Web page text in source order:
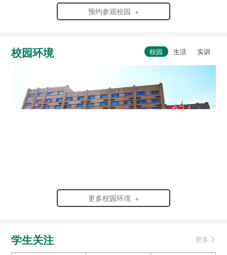
预约参观校园 +
校园环境
更多校园环境 +
学生关注 更多